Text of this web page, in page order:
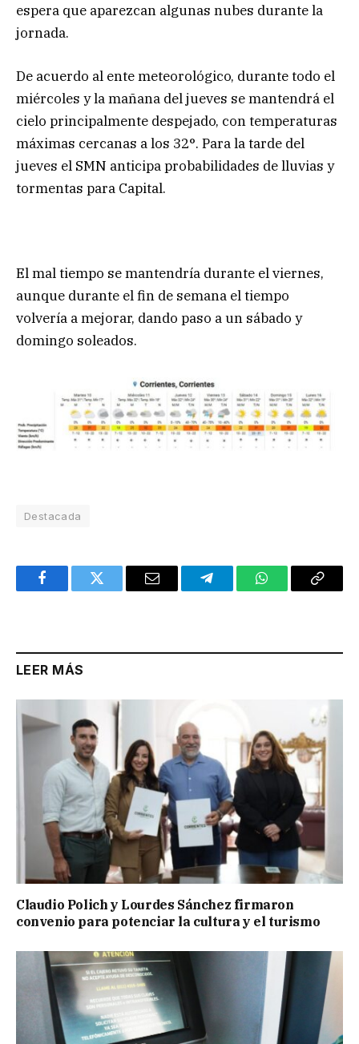
espera que aparezcan algunas nubes durante la
jornada.
De acuerdo al ente meteorológico, durante todo el
miércoles y la mañana del jueves se mantendrá el
cielo principalmente despejado, con temperaturas
máximas cercanas a los 32°. Para la tarde del
jueves el SMN anticipa probabilidades de lluvias y
tormentas para Capital.
El mal tiempo se mantendría durante el viernes,
aunque durante el fin de semana el tiempo
volvería a mejorar, dando paso a un sábado y
domingo soleados.
Destacada
FacebookTwitter Email TelegramWhatsAppCopy
LEER MÁS
Claudio Polich y Lourdes Sánchez firmaron
convenio para potenciar la cultura y el turismo